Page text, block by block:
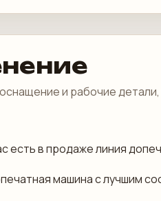
и рабочие
есть в продаже линия
машина с лучшим